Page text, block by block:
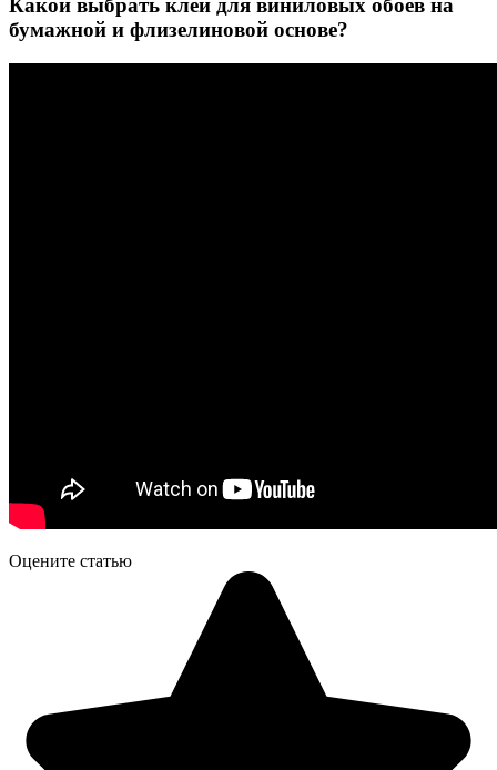
Какой выбрать клей для виниловых обоев на
бумажной и флизелиновой основе?
Оцените статью